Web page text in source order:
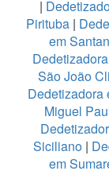
|
Pirituba |
em
São João
Dedetizadora
Miguel
Siciliano |
em